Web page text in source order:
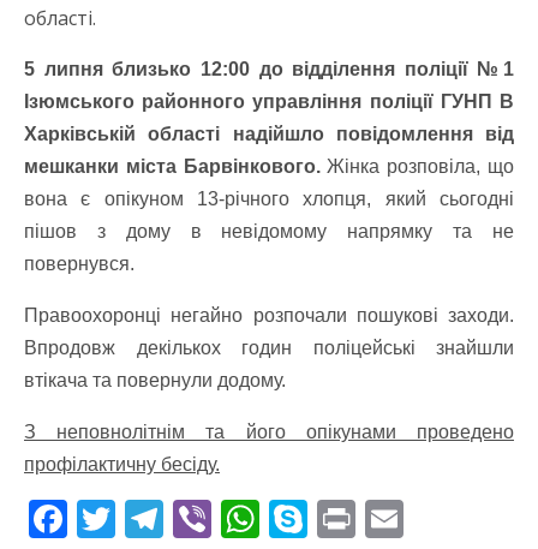
області.
5 липня близько 12:00 до відділення поліції №1
Ізюмського районного управління поліції ГУНП В
Харківській області надійшло повідомлення від
мешканки міста Барвінкового.Жінка розповіла, що
вона є опікуном 13-річного хлопця, який сьогодні
пішов з дому в невідомому напрямку та не
повернувся.
Правоохоронці негайно розпочали пошукові заходи.
Впродовж декількох годин поліцейські знайшли
втікача та повернули додому.
З неповнолітнім та його опікунами проведено
профілактичну бесіду.
F T T Vi W S Pr